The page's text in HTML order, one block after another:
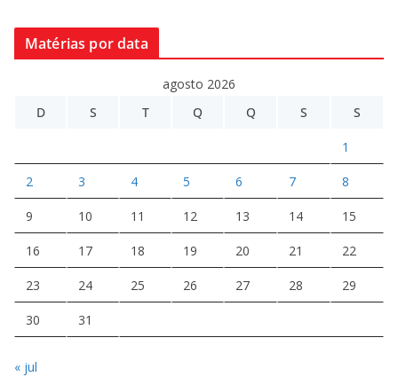
Matérias por data
agosto 2026
D
S T Q Q S S
1
2 3 4 5 6 7 8
9 10 11 12 13 14 15
16 17 18 19 20 21 22
23 24 25 26 27 28 29
30 31
« jul